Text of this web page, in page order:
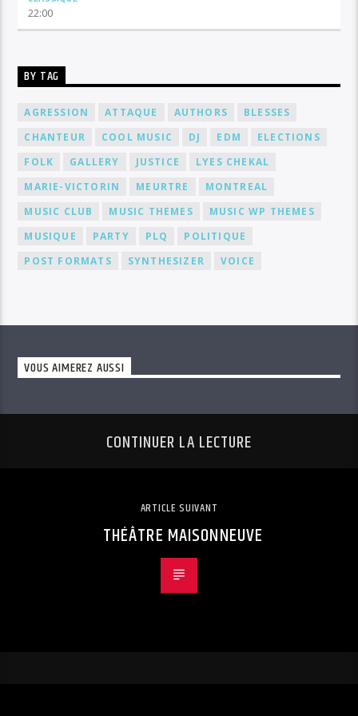
22:00
BY TAG
AGRESSION ATTAQUE AUTHORS
BLESSES
CHANTEUR
COOL MUSIC DJ EDM
ELECTIONS
FOLK
GALLERY JUSTICE
LYES CHEKAL
MARIE-VICTORIN
MEURTRE
MONTREAL
MUSIC CLUB
MUSIC THEMES
MUSIC WP THEMES
MUSIQUE
PARTY PLQ
POLITIQUE
POST FORMATS
SYNTHESIZER VOICE
VOUS AIMEREZ AUSSI
CONTINUER LA LECTURE
ARTICLE SUIVANT
THÉÂTRE MAISONNEUVE